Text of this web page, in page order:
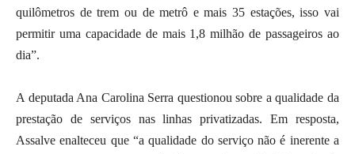
quilômetros de trem ou de metrô e mais 35 estações, isso vai
permitir uma capacidade de mais 1,8 milhão de passageiros ao
dia”.
A deputada Ana Carolina Serra questionou sobre a qualidade da
prestação de serviços nas linhas privatizadas. Em resposta,
Assalve enalteceu que “a qualidade do serviço não é inerente a